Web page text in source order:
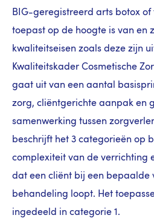
BIG-geregistreerd arts botox of
toepast op de hoogte is van en
kwaliteitseisen zoals deze zijn
Kwaliteitskader Cosmetische
gaat uit van een aantal
zorg, cliëntgerichte aanpak en
samenwerking tussen
beschrijft het 3 categorieën op
complexiteit van de verrichting
dat een cliënt bij een bepaalde
behandeling loopt. Het
ingedeeld in categorie 1.